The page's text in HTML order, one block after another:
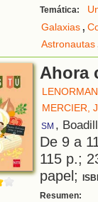
Temática:
Galaxias,
Astronautas
Ahora
MERCIER,
SM ,
De 9 a
115 p.;
papel;
Resumen: